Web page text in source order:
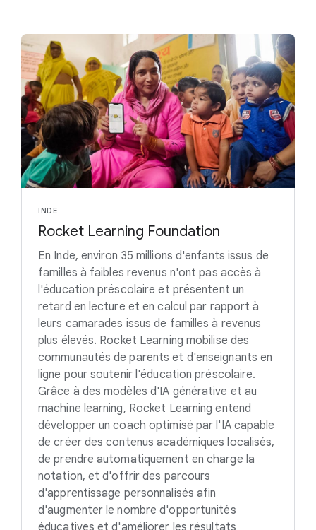
INDE
Rocket Learning Foundation
En Inde, environ 35 millions d'enfants issus de
familles à faibles revenus n'ont pas accès à
l'éducation préscolaire et présentent un
retard en lecture et en calcul par rapport à
leurs camarades issus de familles à revenus
plus élevés. Rocket Learning mobilise des
communautés de parents et d'enseignants en
ligne pour soutenir l'éducation préscolaire.
Grâce à des modèles d'IA générative et au
machine learning, Rocket Learning entend
développer un coach optimisé par l'IA capable
de créer des contenus académiques localisés,
de prendre automatiquement en charge la
notation, et d'offrir des parcours
d'apprentissage personnalisés afin
d'augmenter le nombre d'opportunités